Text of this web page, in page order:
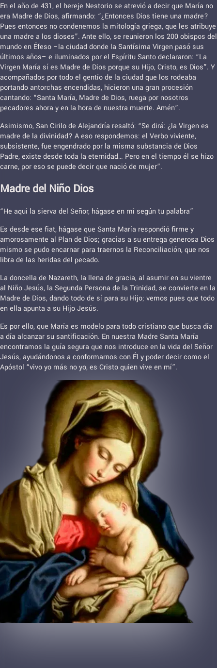
En el año de 431, el hereje Nestorio se atrevió a decir que María no
era Madre de Dios, afirmando: “¿Entonces Dios tiene una madre?
Pues entonces no condenemos la mitología griega, que les atribuye
una madre a los dioses”. Ante ello, se reunieron los 200 obispos del
mundo en Éfeso –la ciudad donde la Santísima Virgen pasó sus
últimos años– e iluminados por el Espíritu Santo declararon: “La
Virgen María sí es Madre de Dios porque su Hijo, Cristo, es Dios”. Y
acompañados por todo el gentío de la ciudad que los rodeaba
portando antorchas encendidas, hicieron una gran procesión
cantando: “Santa María, Madre de Dios, ruega por nosotros
pecadores ahora y en la hora de nuestra muerte. Amén”.
Asimismo, San Cirilo de Alejandría resaltó: “Se dirá: ¿la Virgen es
madre de la divinidad? A eso respondemos: el Verbo viviente,
subsistente, fue engendrado por la misma substancia de Dios
Padre, existe desde toda la eternidad… Pero en el tiempo él se hizo
carne, por eso se puede decir que nació de mujer”.
Madre del Niño Dios
“He aquí la sierva del Señor, hágase en mí según tu palabra”
Es desde ese fiat, hágase que Santa María respondió firme y
amorosamente al Plan de Dios; gracias a su entrega generosa Dios
mismo se pudo encarnar para traernos la Reconciliación, que nos
libra de las heridas del pecado.
La doncella de Nazareth, la llena de gracia, al asumir en su vientre
al Niño Jesús, la Segunda Persona de la Trinidad, se convierte en la
Madre de Dios, dando todo de sí para su Hijo; vemos pues que todo
en ella apunta a su Hijo Jesús.
Es por ello, que María es modelo para todo cristiano que busca día
a día alcanzar su santificación. En nuestra Madre Santa María
encontramos la guía segura que nos introduce en la vida del Señor
Jesús, ayudándonos a conformarnos con Él y poder decir como el
Apóstol “vivo yo más no yo, es Cristo quien vive en mí”.